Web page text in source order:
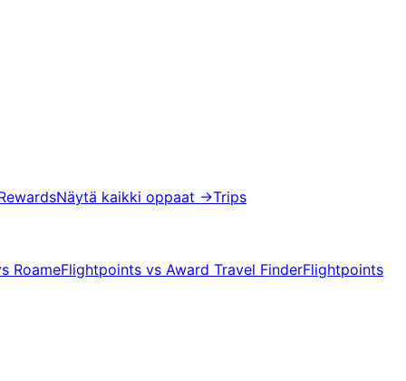
Näytä kaikki oppaat →Trips
RoameFlightpoints vs Award Travel FinderFlightpoints